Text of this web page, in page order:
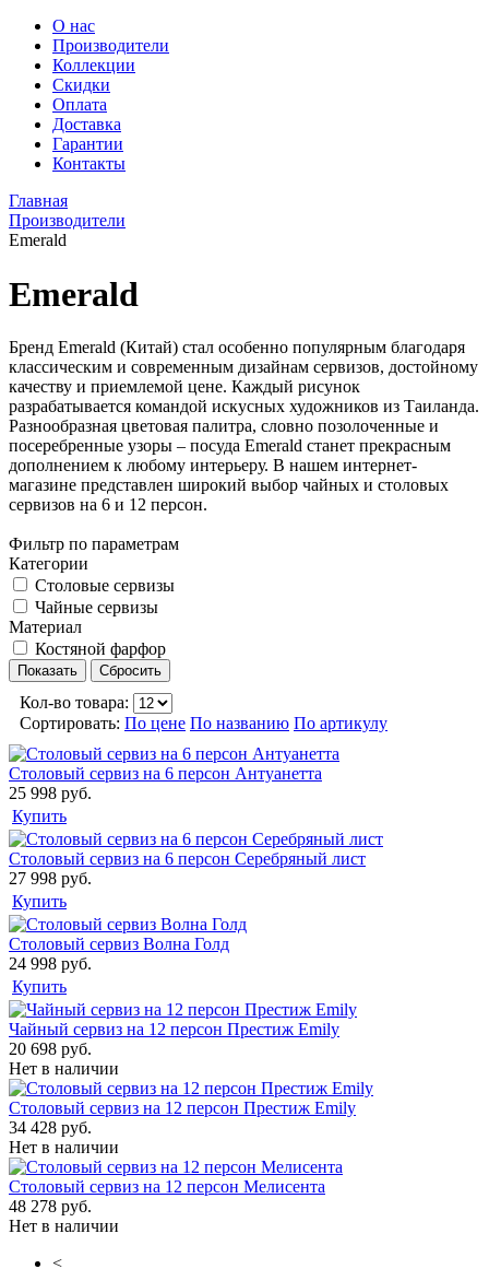
О нас
Производители
Коллекции
Скидки
Оплата
Доставка
Гарантии
Контакты
Главная
Производители
Emerald
Emerald
Бренд Emerald (Китай) стал особенно популярным благодаря
классическим и современным дизайнам сервизов, достойному
качеству и приемлемой цене. Каждый рисунок
разрабатывается командой искусных художников из Таиланда.
Разнообразная цветовая палитра, словно позолоченные и
посеребренные узоры – посуда Emerald станет прекрасным
дополнением к любому интерьеру. В нашем интернет-
магазине представлен широкий выбор чайных и столовых
сервизов на 6 и 12 персон.
Фильтр по параметрам
Категории
Столовые сервизы
Чайные сервизы
Материал
Костяной фарфор
Кол-во товара:
Сортировать: По цене По названию По артикулу
Столовый сервиз на 6 персон Антуанетта
25 998 руб.
Купить
Столовый сервиз на 6 персон Серебряный лист
27 998 руб.
Купить
Столовый сервиз Волна Голд
24 998 руб.
Купить
Чайный сервиз на 12 персон Престиж Emily
20 698 руб.
Нет в наличии
Столовый сервиз на 12 персон Престиж Emily
34 428 руб.
Нет в наличии
Столовый сервиз на 12 персон Мелисента
48 278 руб.
Нет в наличии
<